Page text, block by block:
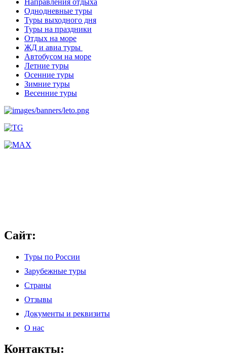
Однодневные туры
Туры выходного дня
Туры на праздники
Отдых на море
ЖД и авиа туры
Автобусом на море
Летние туры
Осенние туры
Зимние туры
Весенние туры
Сайт:
Туры по России
Зарубежные туры
Страны
Отзывы
Документы и реквизиты
О нас
Контакты: